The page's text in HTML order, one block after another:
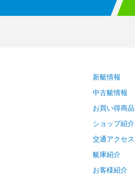
新艇情報
中古艇情報
お買い得商品
ショップ紹介
交通アクセス
艇庫紹介
お客様紹介